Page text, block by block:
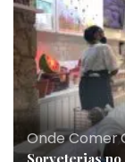
Onde Comer,